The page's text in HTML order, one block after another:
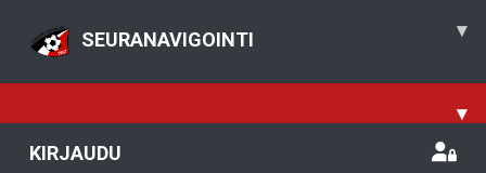
SEURANAVIGOINTI ▾
▾
KIRJAUDU